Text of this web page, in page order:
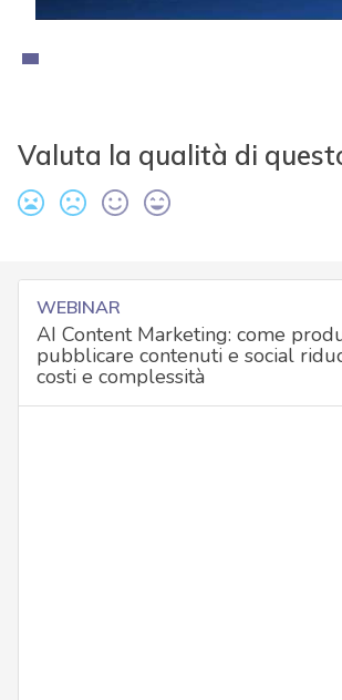
Valuta la qualità di
WEBINAR
AI Content Marketing: come
pubblicare contenuti e social
costi e complessità